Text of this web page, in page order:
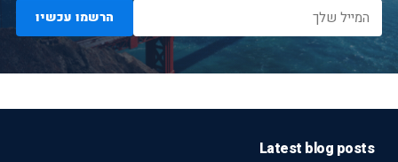
הרשמו עכשיו
Latest blog posts